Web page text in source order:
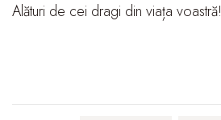
Alături de cei dragi din viața voastră!